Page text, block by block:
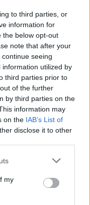
to third parties, or
information for
the below opt-out
note that after your
seeing
utilized by
third parties prior to
of the further
by third parties on the
information may
on the IAB’s List of
disclose it to other
one or more Google
You may click to
third-party tags to
in below Google
my
σφύζει από ζωή